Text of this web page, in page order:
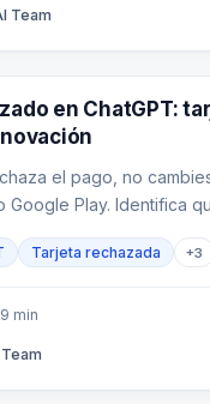
Team
en ChatGPT:
el pago, no
Google Play. Identifica
y qué acción limitada
Tarjeta rechazada +3
9 min